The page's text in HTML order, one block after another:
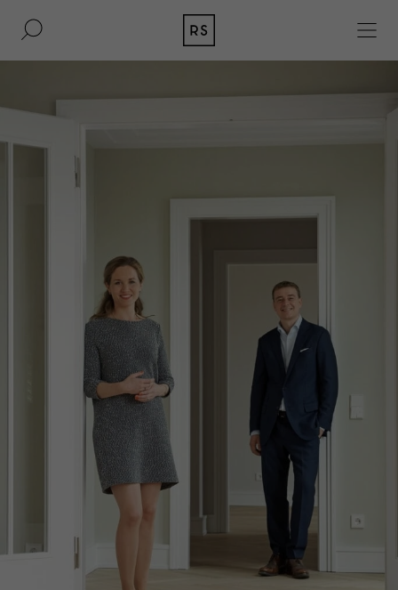
BAUKULTUR
UNTERNEHMEN
IMPRESSUM